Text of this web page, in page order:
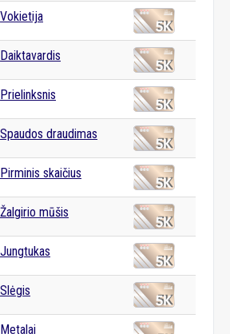
Vokietija
Daiktavardis
Prielinksnis
Spaudos draudimas
Pirminis skaičius
Žalgirio mūšis
Jungtukas
Slėgis
Metalai